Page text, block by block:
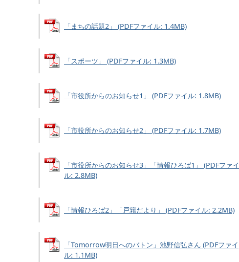
「まちの話題2」 (PDFファイル: 1.4MB)
「スポーツ」 (PDFファイル: 1.3MB)
「市役所からのお知らせ1」 (PDFファイル: 1.8MB)
「市役所からのお知らせ2」 (PDFファイル: 1.7MB)
「市役所からのお知らせ3」「情報ひろば1」 (PDFファイ
ル: 2.8MB)
「情報ひろば2」「戸籍だより」 (PDFファイル: 2.2MB)
「Tomorrow明日へのバトン」池野信弘さん (PDFファイ
ル: 1.1MB)